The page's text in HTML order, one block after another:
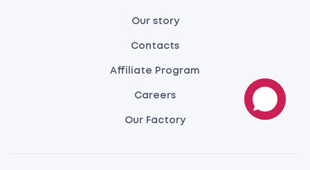
Our story
Contacts
Affiliate Program
Careers
Our Factory